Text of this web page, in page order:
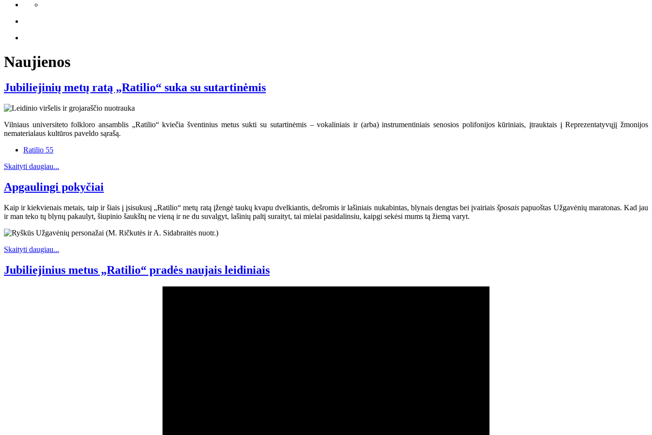
Naujienos
Jubiliejinių metų ratą „Ratilio“ suka su sutartinėmis
Vilniaus universiteto folkloro ansamblis „Ratilio“ kviečia šventinius metus sukti su sutartinėmis – vokaliniais ir (arba) instrumentiniais senosios polifonijos kūriniais, įtrauktais į Reprezentatyvųjį žmonijos
nematerialaus kultūros paveldo sąrašą.
Ratilio 55
Skaityti daugiau...
Apgaulingi pokyčiai
Kaip ir kiekvienais metais, taip ir šiais į įsisukusį „Ratilio“ metų ratą įžengė taukų kvapu dvelkiantis, dešromis ir lašiniais nukabintas, blynais dengtas bei įvairiaisšposais papuoštas Užgavėnių maratonas. Kad jau
ir man teko tų blynų pakaulyt, šiupinio šaukštų ne vieną ir ne du suvalgyt, lašinių paltį suraityt, tai mielai pasidalinsiu, kaipgi sekėsi mums tą žiemą varyt.
Skaityti daugiau...
Jubiliejinius metus „Ratilio“ pradės naujais leidiniais